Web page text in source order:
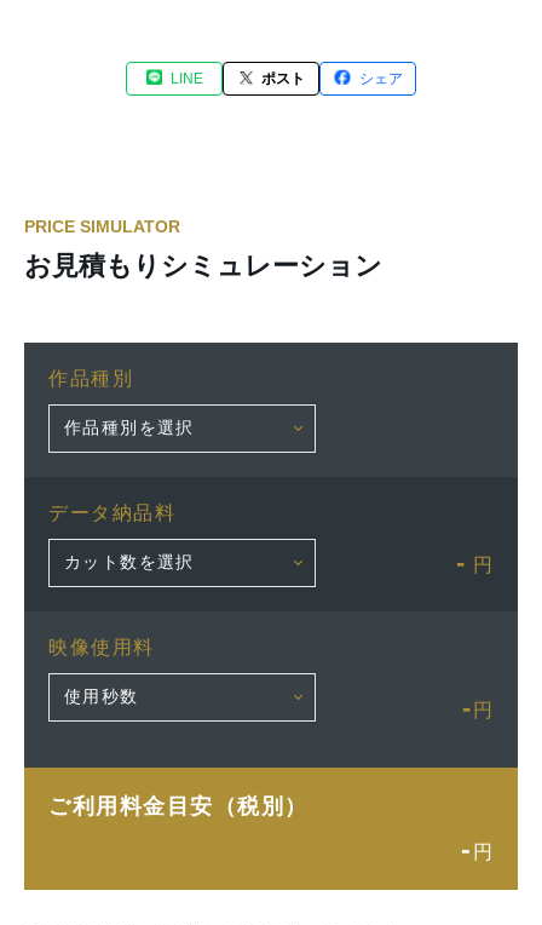
LINE ポスト シェア
PRICE SIMULATOR
お見積もりシミュレーション
作品種別
データ納品料
- 円
映像使用料
- 円
ご利用料金目安（税別）
- 円